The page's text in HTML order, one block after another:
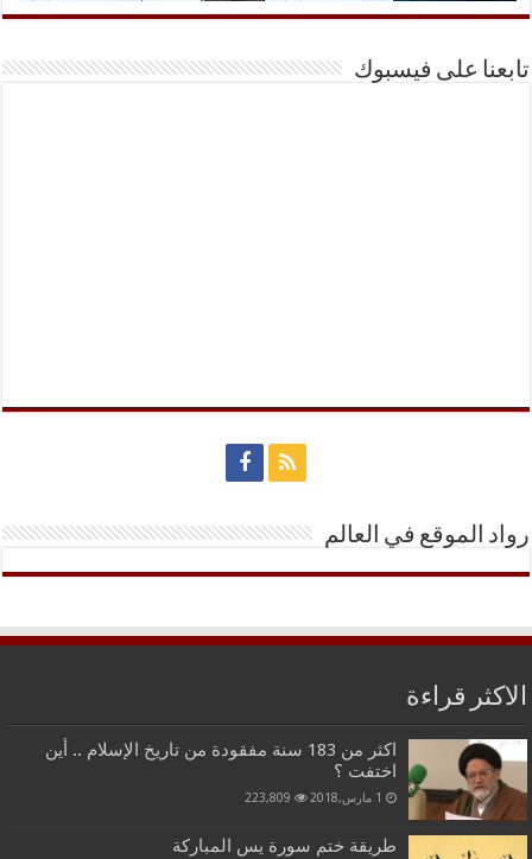
تابعنا على فيسبوك
رواد الموقع في العالم
الاكثر قراءة
اكثر من 183 سنة مفقودة من تاريخ الإسلام .. أين
اختفت ؟
1 مارس,2018 223,809
طريقة ختم سورة يس المباركة